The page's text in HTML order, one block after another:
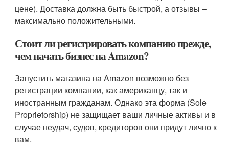
цене). Доставка должна быть быстрой, а отзывы –
максимально положительными.
Стоит ли регистрировать компанию прежде,
чем начать бизнес на Amazon?
Запустить магазина на Amazon возможно без
регистрации компании, как американцу, так и
иностранным гражданам. Однако эта форма (Sole
Proprietorship) не защищает ваши личные активы и в
случае неудач, судов, кредиторов они придут лично к
вам.